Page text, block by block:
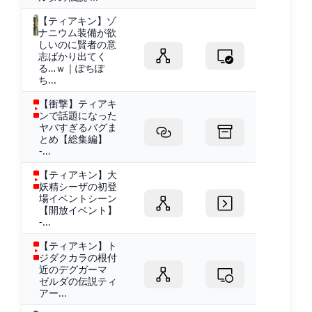
【ティアキン】ゾ
ナニウム装備が欲
しいのに賢者の意
志ばかり出てく
る…ｗ｜ぽちぽ
ち...
【衝撃】ティアキ
ンで話題になった
ヤバすぎるバグま
とめ【総集編】
-...
【ティアキン】大
妖精シーザの初登
場イベントシーン
【開放イベント】
-...
【ティアキン】ト
ジダクカラの根付
近のデグガーマ
ゼルダの伝説ティ
アー...